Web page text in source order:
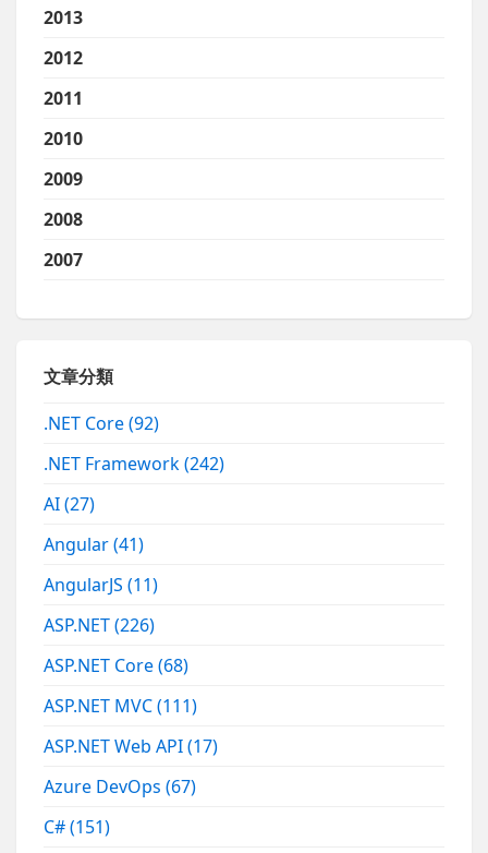
2013
2012
2011
2010
2009
2008
2007
文章分類
.NET Core(92)
.NET Framework(242)
AI(27)
Angular(41)
AngularJS(11)
ASP.NET(226)
ASP.NET Core(68)
ASP.NET MVC(111)
ASP.NET Web API(17)
Azure DevOps(67)
C#(151)